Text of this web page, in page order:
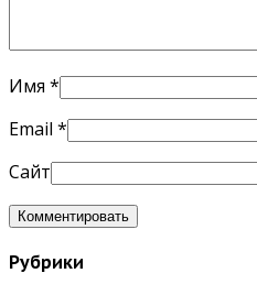
Имя *
Email *
Сайт
Рубрики